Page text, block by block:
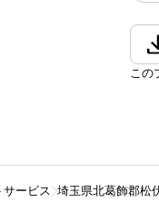
この
ービス 埼玉県北葛飾郡松